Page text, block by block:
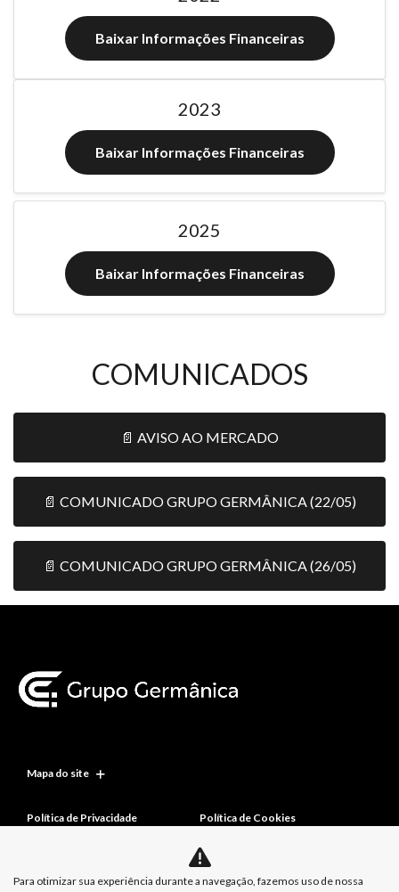
Baixar Informações Financeiras
2023
Baixar Informações Financeiras
2025
Baixar Informações Financeiras
COMUNICADOS
📄 AVISO AO MERCADO
📄 COMUNICADO GRUPO GERMÂNICA (22/05)
📄 COMUNICADO GRUPO GERMÂNICA (26/05)
Mapa do site
Política de Privacidade Política de Cookies
Para otimizar sua experiência durante a navegação, fazemos uso de nossa